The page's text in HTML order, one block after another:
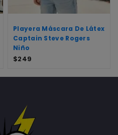
Playera Máscara De Látex
Captain Steve Rogers
Niño
$249